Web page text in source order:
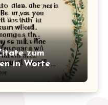
zum
in Worte